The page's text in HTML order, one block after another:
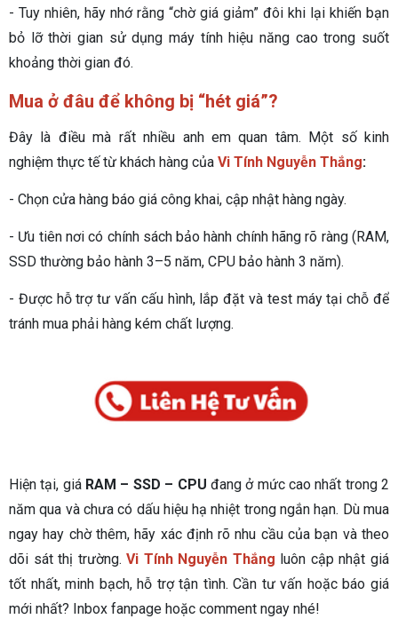
- Tuy nhiên, hãy nhớ rằng “chờ giá giảm” đôi khi lại khiến bạn
bỏ lỡ thời gian sử dụng máy tính hiệu năng cao trong suốt
khoảng thời gian đó.
Mua ở đâu để không bị “hét giá”?
Đây là điều mà rất nhiều anh em quan tâm. Một số kinh
nghiệm thực tế từ khách hàng của Vi Tính Nguyễn Thắng:
- Chọn cửa hàng báo giá công khai, cập nhật hàng ngày.
- Ưu tiên nơi có chính sách bảo hành chính hãng rõ ràng (RAM,
SSD thường bảo hành 3–5 năm, CPU bảo hành 3 năm).
- Được hỗ trợ tư vấn cấu hình, lắp đặt và test máy tại chỗ để
tránh mua phải hàng kém chất lượng.
Hiện tại, giá RAM – SSD – CPU đang ở mức cao nhất trong 2
năm qua và chưa có dấu hiệu hạ nhiệt trong ngắn hạn. Dù mua
ngay hay chờ thêm, hãy xác định rõ nhu cầu của bạn và theo
dõi sát thị trường.Vi Tính Nguyễn Thắng luôn cập nhật giá
tốt nhất, minh bạch, hỗ trợ tận tình. Cần tư vấn hoặc báo giá
mới nhất? Inbox fanpage hoặc comment ngay nhé!